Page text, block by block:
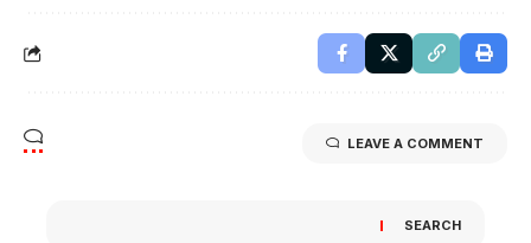
LEAVE A COMMENT
SEARCH